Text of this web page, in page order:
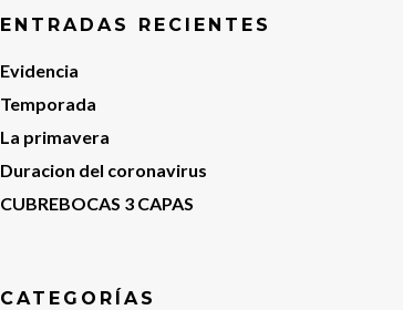
ENTRADAS RECIENTES
Evidencia
Temporada
La primavera
Duracion del coronavirus
CUBREBOCAS 3 CAPAS
CATEGORÍAS